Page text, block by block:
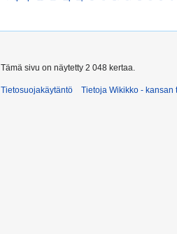
Tämä sivu on näytetty 2 048 kertaa.
Tietosuojakäytäntö Tietoja Wikikko - kansan